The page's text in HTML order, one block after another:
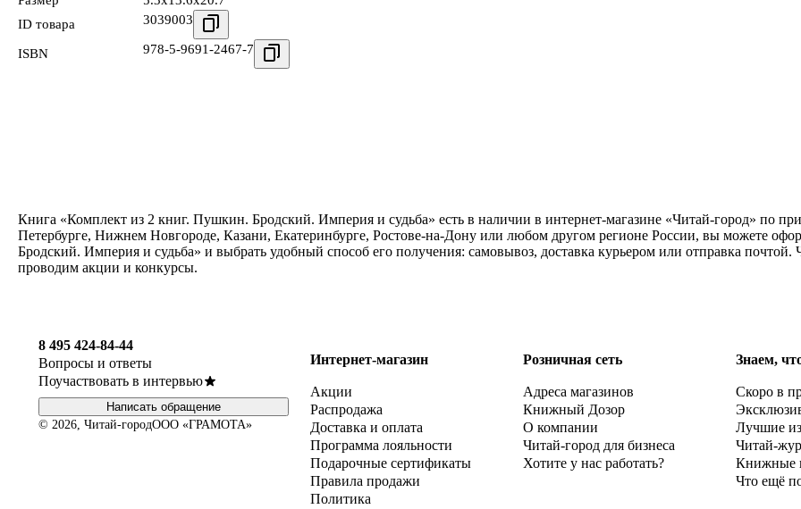
ID товара
3039003
ISBN 978-5-9691-2467-7
Книга «Комплект из 2 книг. Пушкин. Бродский. Империя и судьба» есть в наличии в интернет-магазине «Читай-город» по
Петербурге, Нижнем Новгороде, Казани, Екатеринбурге, Ростове-на-Дону или любом другом регионе России, вы можете
Бродский. Империя и судьба» и выбрать удобный способ его получения: самовывоз, доставка курьером или отправка
проводим акции и конкурсы.
8 495 424-84-44
Вопросы и ответы
Поучаствовать в интервью
Написать обращение
© 2026, Читай-городООО «ГРАМОТА»
Интернет-магазин
Акции
Распродажа
Доставка и оплата
Программа лояльности
Подарочные сертификаты
Правила продажи
Политика
Розничная сеть
Адреса магазинов
Книжный Дозор
О компании
Читай-город для бизнеса
Хотите у нас работать?
Знаем,
Скоро в
Лучшие
Читай-
Книжные
Что ещё